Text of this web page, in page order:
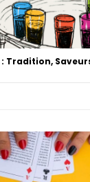
Tradition,